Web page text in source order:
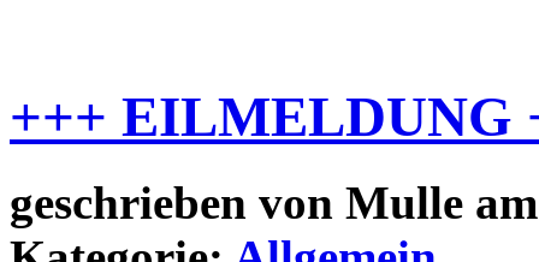
+++ EILMELDUNG
geschrieben von Mulle